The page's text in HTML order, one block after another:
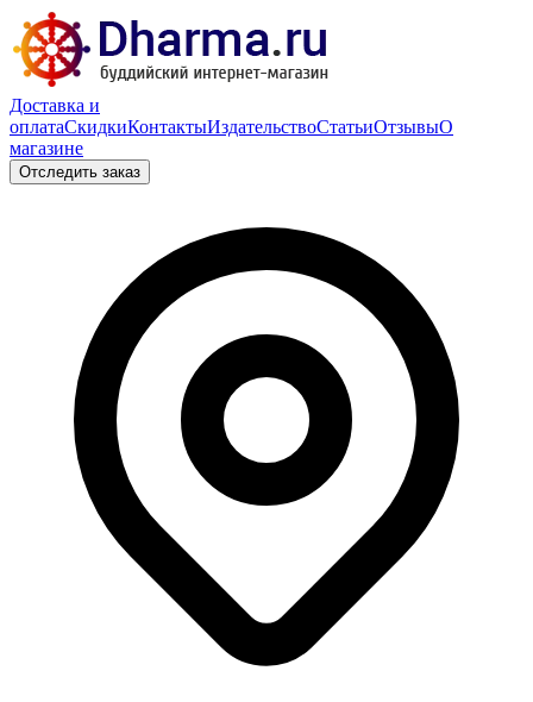
Доставка и
оплатаСкидкиКонтактыИздательствоСтатьиОтзывыО
магазине
Отследить заказ